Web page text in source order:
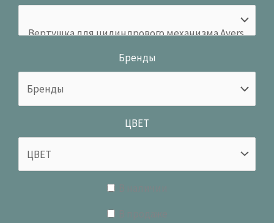
Бренды
ЦВЕТ